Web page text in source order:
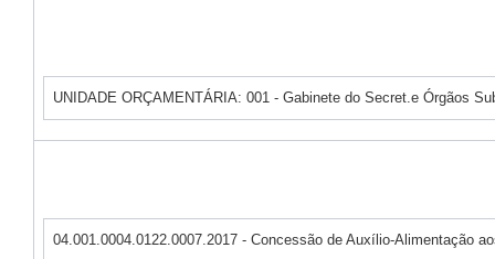
UNIDADE ORÇAMENTÁRIA: 001 - Gabinete do Secret.e Órgãos
04.001.0004.0122.0007.2017 - Concessão de Auxílio-Alimentação